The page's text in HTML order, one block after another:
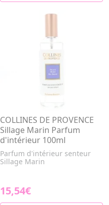
COLLINES DE PROVENCE
Sillage Marin Parfum
d'intérieur 100ml
Parfum d'intérieur senteur
Sillage Marin
15,54€